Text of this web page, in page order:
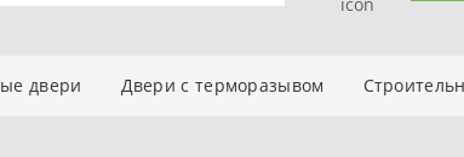
двери Двери с терморазывом